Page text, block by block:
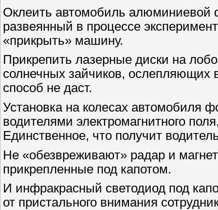
Оклеить автомобиль алюминиевой
развеянный в процессе
«прикрыть» машину.
Прикрепить лазерные диски на
солнечных зайчиков,
способ не даст.
Установка на колесах автомобиля
водителями электромагнитного
Единственное, что получит
Не «обезвреживают» радар и
прикрепленные под капотом.
И инфракрасный светодиод под
от пристального внимания